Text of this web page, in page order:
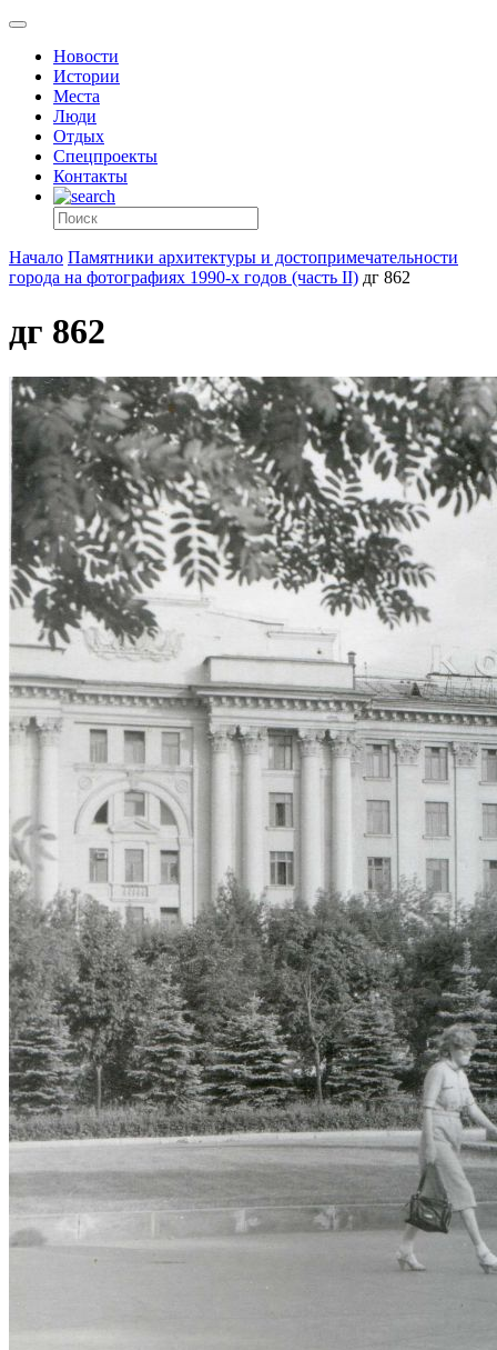
Новости
Истории
Места
Люди
Отдых
Спецпроекты
Контакты
Начало Памятники архитектуры и достопримечательности
города на фотографиях 1990-х годов (часть II) дг 862
дг 862